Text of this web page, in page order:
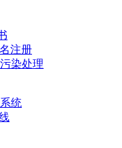
注册
染处理
统